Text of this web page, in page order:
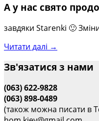
А у нас свято
завдяки Starenki 🙂
Читати далі →
Зв'язатися з нами
(063) 622-9828
(063) 898-0489
(також можна писати в